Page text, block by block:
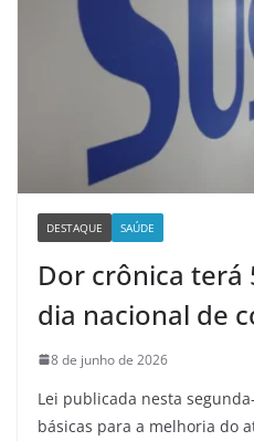
DESTAQUE SAÚDE
Dor crônica terá
dia nacional de
8 de junho de 2026
Lei publicada nesta
básicas para a melhoria do